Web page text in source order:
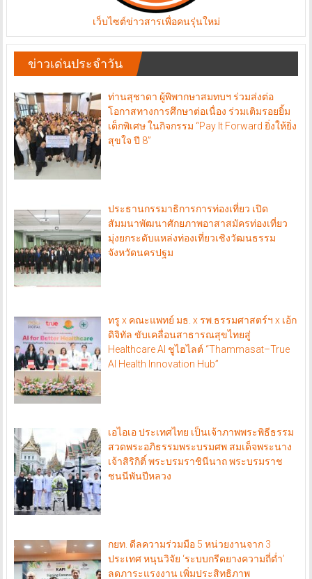
เว็บไซต์ข่าวสารเพื่อคนรุ่นใหม่
ข่าวเด่นประจำวัน
ท่านสุชาดา ผู้พิพากษาสมทบฯ ร่วมส่งต่อ
โอกาสทางการศึกษาต่อเนื่อง ร่วมเติมรอยยิ้ม
เด็กพิเศษ ในกิจกรรม “Pay It Forward ยิ่งให้ยิ่ง
สุขใจ ปี 8”
ประธานกรรมาธิการการท่องเที่ยว เปิด
สัมมนาพัฒนาศักยภาพอาสาสมัครท่องเที่ยว
มุ่งยกระดับแหล่งท่องเที่ยวเชิงวัฒนธรรม
จังหวัดนครปฐม
ทรู x คณะแพทย์ มธ. x รพ.ธรรมศาสตร์ฯ x เอ้ก
ดิจิทัล ขับเคลื่อนสาธารณสุขไทยสู่
Healthcare AI ชูไฮไลต์ “Thammasat–True
AI Health Innovation Hub”
เอไอเอ ประเทศไทย เป็นเจ้าภาพพระพิธีธรรม
สวดพระอภิธรรมพระบรมศพ สมเด็จพระนาง
เจ้าสิริกิติ์ พระบรมราชินีนาถ พระบรมราช
ชนนีพันปีหลวง
กยท. ดีลความร่วมมือ 5 หน่วยงานจาก 3
ประเทศ หนุนวิจัย ‘ระบบกรีดยางความถี่ต่ำ’
ลดภาระแรงงาน เพิ่มประสิทธิภาพ